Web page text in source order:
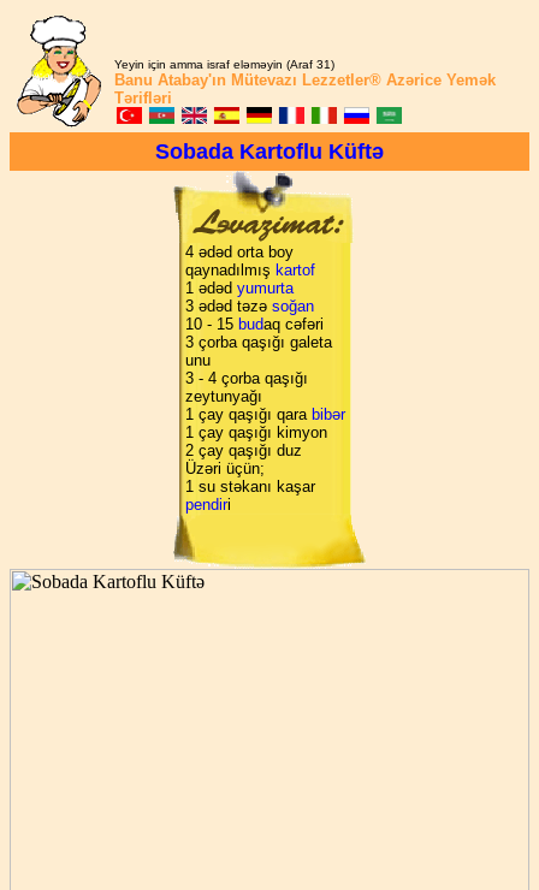
Yeyin için amma israf eləməyin (Araf 31)
Banu Atabay'ın Mütevazı Lezzetler® Azərice Yemək
Tərifləri
Sobada Kartoflu Küftə
4 ədəd orta boy
qaynadılmış kartof
1 ədəd yumurta
3 ədəd təzə soğan
10 - 15 budaq cəfəri
3 çorba qaşığı galeta
unu
3 - 4 çorba qaşığı
zeytunyağı
1 çay qaşığı qara bibər
1 çay qaşığı kimyon
2 çay qaşığı duz
Üzəri üçün;
1 su stəkanı kaşar
pendiri